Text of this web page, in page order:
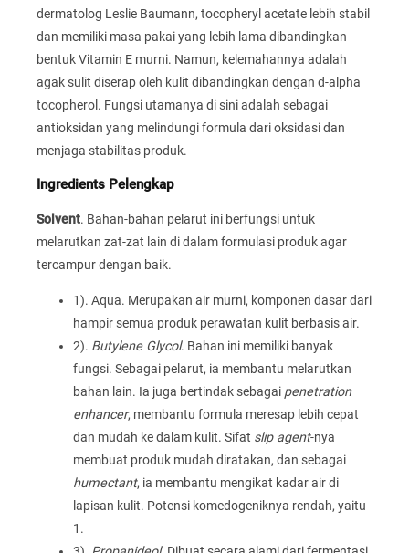
dermatolog Leslie Baumann, tocopheryl acetate lebih stabil
dan memiliki masa pakai yang lebih lama dibandingkan
bentuk Vitamin E murni. Namun, kelemahannya adalah
agak sulit diserap oleh kulit dibandingkan dengan d-alpha
tocopherol. Fungsi utamanya di sini adalah sebagai
antioksidan yang melindungi formula dari oksidasi dan
menjaga stabilitas produk.
Ingredients Pelengkap
Solvent. Bahan-bahan pelarut ini berfungsi untuk
melarutkan zat-zat lain di dalam formulasi produk agar
tercampur dengan baik.
1). Aqua. Merupakan air murni, komponen dasar dari
hampir semua produk perawatan kulit berbasis air.
2). Butylene Glycol. Bahan ini memiliki banyak
fungsi. Sebagai pelarut, ia membantu melarutkan
bahan lain. Ia juga bertindak sebagai penetration
enhancer, membantu formula meresap lebih cepat
dan mudah ke dalam kulit. Sifat slip agent-nya
membuat produk mudah diratakan, dan sebagai
humectant, ia membantu mengikat kadar air di
lapisan kulit. Potensi komedogeniknya rendah, yaitu
1.